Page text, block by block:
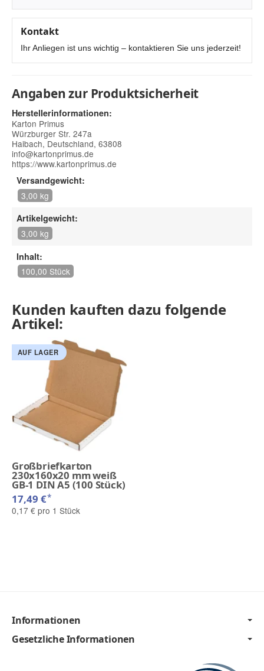
Kontakt
Ihr Anliegen ist uns wichtig – kontaktieren Sie uns jederzeit!
Angaben zur Produktsicherheit
Herstellerinformationen:
Karton Primus
Würzburger Str. 247a
Haibach, Deutschland, 63808
info@kartonprimus.de
https://www.kartonprimus.de
Versandgewicht:
3,00 kg
Artikelgewicht:
3,00 kg
Inhalt:
100,00 Stück
Kunden kauften dazu folgende
Artikel:
AUF LAGER
Großbriefkarton
230x160x20 mm weiß
GB-1 DIN A5 (100 Stück)
17,49 €*
0,17 € pro 1 Stück
Informationen
Gesetzliche Informationen